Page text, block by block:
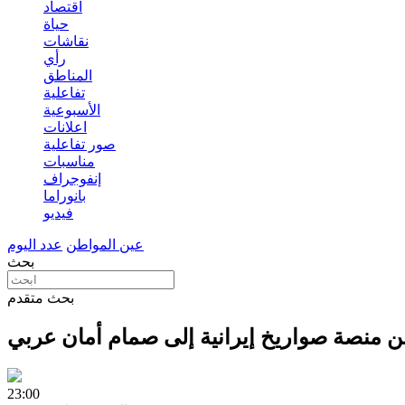
اقتصاد
حياة
نقاشات
رأي
المناطق
تفاعلية
الأسبوعية
اعلانات
صور تفاعلية
مناسبات
إنفوجراف
بانوراما
فيديو
عين المواطن عدد اليوم
بحث
بحث متقدم
منصة صواريخ إيرانية إلى صمام أمان عربي
23:00